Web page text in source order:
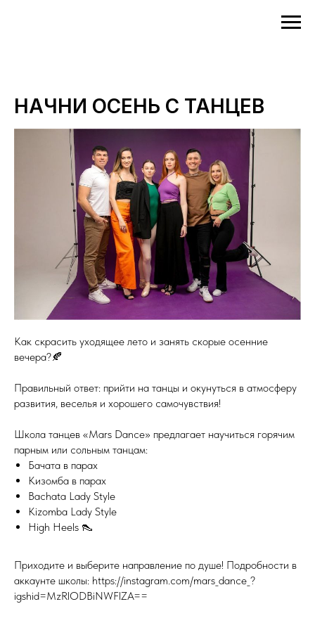
НАЧНИ ОСЕНЬ С ТАНЦЕВ
Как скрасить уходящее лето и занять скорые осенние
вечера?🍂
Правильный ответ: прийти на танцы и окунуться в атмосферу
развития, веселья и хорошего самочувствия!
Школа танцев «Mars Dance» предлагает научиться горячим
парным или сольным танцам:
Бачата в парах
Кизомба в парах
Bachata Lady Style
Kizomba Lady Style
High Heels 👠
Приходите и выберите направление по душе! Подробности в
аккаунте школы: https://instagram.com/mars_dance_?
igshid=MzRlODBiNWFlZA==